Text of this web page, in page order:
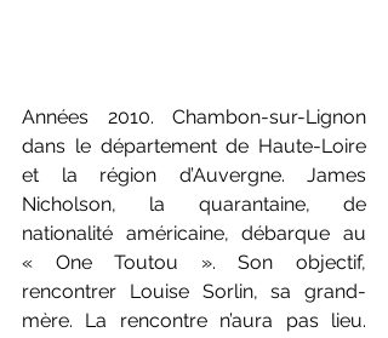
Années 2010. Chambon-sur-Lignon
dans le département de Haute-Loire
et la région d’Auvergne. James
Nicholson, la quarantaine, de
nationalité américaine, débarque au
« One Toutou ». Son objectif,
rencontrer Louise Sorlin, sa grand-
mère. La rencontre n’aura pas lieu.